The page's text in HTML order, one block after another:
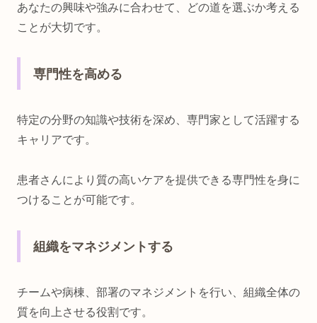
あなたの興味や強みに合わせて、どの道を選ぶか考える
ことが大切です。
専門性を高める
特定の分野の知識や技術を深め、専門家として活躍する
キャリアです。
患者さんにより質の高いケアを提供できる専門性を身に
つけることが可能です。
組織をマネジメントする
チームや病棟、部署のマネジメントを行い、組織全体の
質を向上させる役割です。